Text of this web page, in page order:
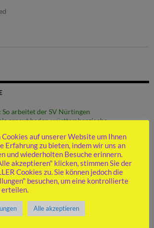
arbeitet der SV Nürtingen
erneut baden-württembergische
ist Friedrich Seischab
und Mitgliederversammlung am 12. Juni 2026
(34)
auf unserer Website um Ihnen
Erfahrung zu bieten, indem wir uns an
und wiederholten Besuche erinnern.
akzeptieren" klicken, stimmen Sie der
Cookies zu. Sie können jedoch die
besuchen, um eine kontrollierte
erteilen.
Alle akzeptieren